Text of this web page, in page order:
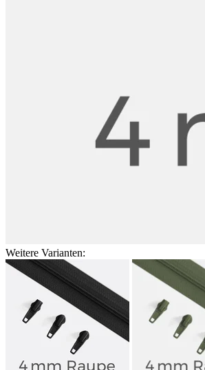
Weitere Varianten: